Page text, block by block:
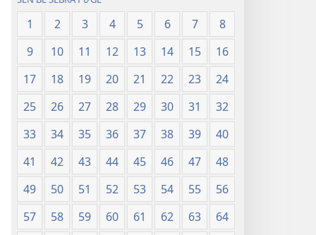
1 2 3 4 5 6 7
8
9
10 11 12 13 14 15
16
17
18 19 20 21 22 23
24
25
26 27 28 29 30 31
32
33
34 35 36 37 38 39
40
41
42 43 44 45 46 47
48
49
50 51 52 53 54 55
56
57
58 59 60 61 62 63
64